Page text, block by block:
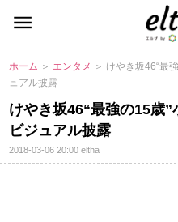
ホーム ＞ エンタメ ＞ けやき坂46“最
ュアル披露
けやき坂46“最強の15歳
ビジュアル披露
2018-03-06 20:00eltha